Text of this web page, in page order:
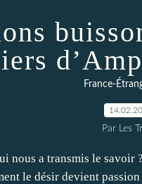
France-
Par Les
nous a transmis le savoir
le désir devient